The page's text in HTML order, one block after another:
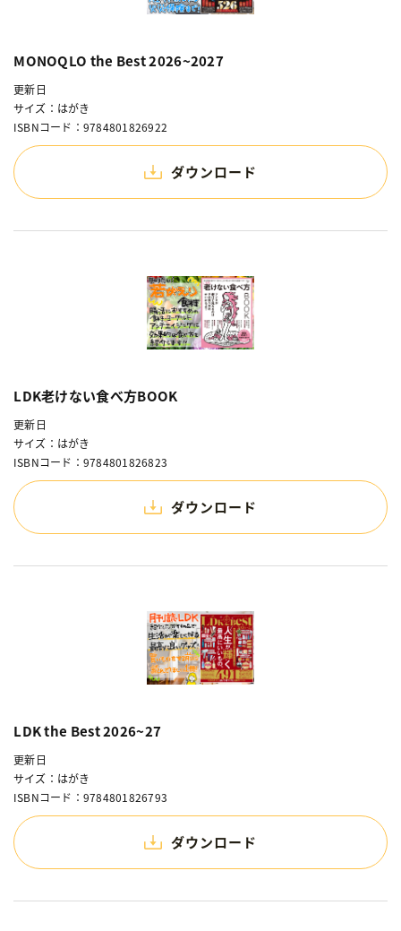
MONOQLO the Best 2026~2027
更新日
サイズ：はがき
ISBNコード：9784801826922
ダウンロード
LDK老けない食べ方BOOK
更新日
サイズ：はがき
ISBNコード：9784801826823
ダウンロード
LDK the Best 2026~27
更新日
サイズ：はがき
ISBNコード：9784801826793
ダウンロード